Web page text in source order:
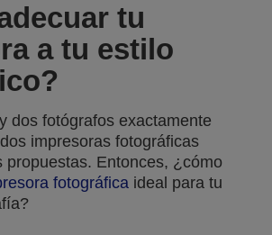
tu
a tu estilo
dos fotógrafos exactamente
impresoras fotográficas
propuestas. Entonces, ¿cómo
fotográfica ideal para tu